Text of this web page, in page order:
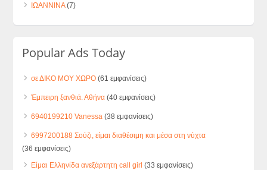
ΙΩΑΝΝΙΝΑ(7)
Popular Ads Today
σε ΔΙΚΟ ΜΟΥ ΧΩΡΟ (61 εμφανίσεις)
Έμπειρη ξανθιά. Αθήνα (40 εμφανίσεις)
6940199210 Vanessa (38 εμφανίσεις)
6997200188 Σούζι, είμαι διαθέσιμη και μέσα στη νύχτα
(36 εμφανίσεις)
Είμαι Ελληνίδα ανεξάρτητη call girl (33 εμφανίσεις)